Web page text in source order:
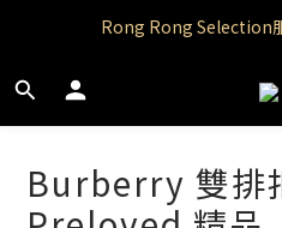
Rong Rong Paradise｜知
Rong Rong Selection
Rong Rong Paradise｜知
Burberry 雙排